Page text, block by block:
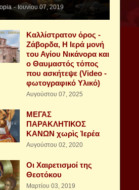
- Ιουνίου 07, 2019
Καλλίστρατον όρος -
Ζάβορδα, Η Ιερά μονή
του Αγίου Νικάνορα και
ο Θαυμαστός τόπος
που ασκήτεψε (Video -
φωτογραφικό Υλικό)
Αυγούστου 07, 2025
ΜΕΓΑΣ
ΠΑΡΑΚΛΗΤΙΚΟΣ
ΚΑΝΩΝ χωρὶς Ἱερέα
Αυγούστου 02, 2020
Οι Χαιρετισμοί της
Θεοτόκου
Μαρτίου 03, 2019